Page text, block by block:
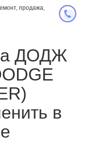
продажа,
ДОДЖ
в